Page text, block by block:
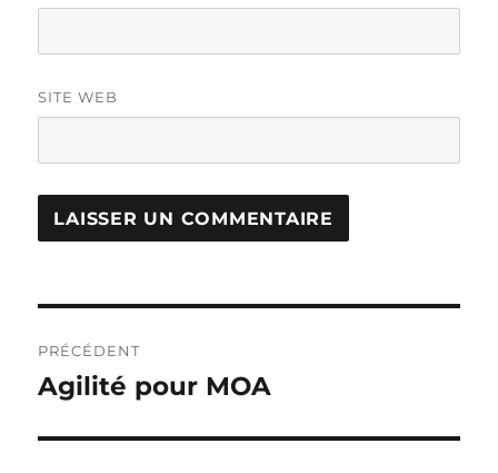
SITE WEB
de
PRÉCÉDENT
Publication
Agilité pour MOA